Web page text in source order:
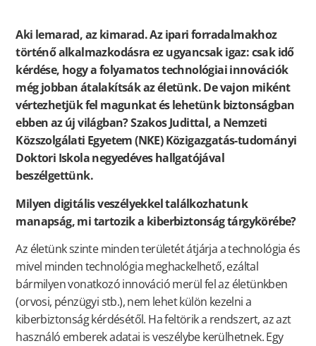
Aki lemarad, az kimarad. Az ipari forradalmakhoz
történő alkalmazkodásra ez ugyancsak igaz: csak idő
kérdése, hogy a folyamatos technológiai innovációk
még jobban átalakítsák az életünk. De vajon miként
vértezhetjük fel magunkat és lehetünk biztonságban
ebben az új világban? Szakos Judittal, a Nemzeti
Közszolgálati Egyetem (NKE) Közigazgatás-tudományi
Doktori Iskola negyedéves hallgatójával
beszélgettünk.
Milyen digitális veszélyekkel találkozhatunk
manapság, mi tartozik a kiberbiztonság tárgykörébe?
Az életünk szinte minden területét átjárja a technológia és
mivel minden technológia meghackelhető, ezáltal
bármilyen vonatkozó innováció merül fel az életünkben
(orvosi, pénzügyi stb.), nem lehet külön kezelni a
kiberbiztonság kérdésétől. Ha feltörik a rendszert, az azt
használó emberek adatai is veszélybe kerülhetnek. Egy